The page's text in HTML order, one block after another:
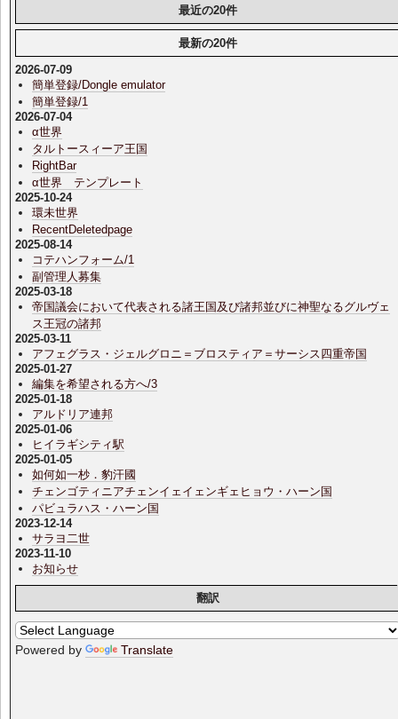
最近の20件
最新の20件
2026-07-09
簡単登録/Dongle emulator
簡単登録/1
2026-07-04
α世界
タルトースィーア王国
RightBar
α世界 テンプレート
2025-10-24
環未世界
RecentDeletedpage
2025-08-14
コテハンフォーム/1
副管理人募集
2025-03-18
帝国議会において代表される諸王国及び諸邦並びに神聖なるグルヴェ
ス王冠の諸邦
2025-03-11
アフェグラス・ジェルグロニ＝ブロスティア＝サーシス四重帝国
2025-01-27
編集を希望される方へ/3
2025-01-18
アルドリア連邦
2025-01-06
ヒイラギシティ駅
2025-01-05
如何如一杪．豹汗國
チェンゴティニアチェンイェイェンギェヒョウ・ハーン国
パビュラハス・ハーン国
2023-12-14
サラヨ二世
2023-11-10
お知らせ
翻訳
Powered by Translate